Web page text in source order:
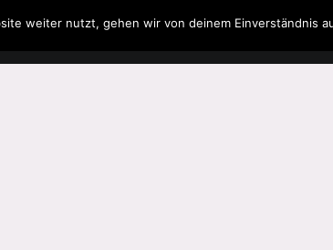
Filme & Serien Musik Spielzeug Literatur
weiter nutzt, gehen wir von deinem Einverständnis